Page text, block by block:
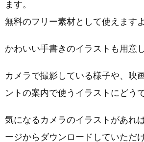
ます。
無料のフリー素材として使えますよ
かわいい手書きのイラストも用意
カメラで撮影している様子や、映
ントの案内で使うイラストにどう
気になるカメラのイラストがあれ
ージからダウンロードしていただ